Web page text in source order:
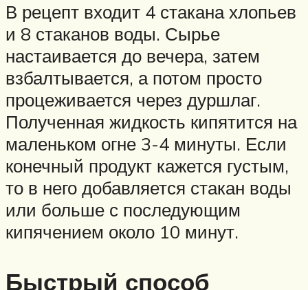
В рецепт входит 4 стакана хлопьев
и 8 стаканов воды. Сырье
настаивается до вечера, затем
взбалтывается, а потом просто
процеживается через дуршлаг.
Полученная жидкость кипятится на
маленьком огне 3-4 минуты. Если
конечный продукт кажется густым,
то в него добавляется стакан воды
или больше с последующим
кипячением около 10 минут.
Быстрый способ